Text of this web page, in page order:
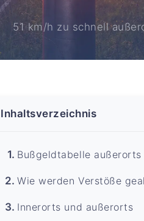
51 km/h zu schnell
Inhaltsverzeichnis
Bußgeldtabelle außerorts
Wie werden Verstöße
Innerorts und außerorts